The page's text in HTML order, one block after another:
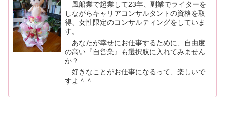
風船業で起業して23年、副業でライターを
しながらキャリアコンサルタントの資格を取
得、女性限定のコンサルティングをしていま
す。
あなたが幸せにお仕事するために、自由度
の高い『自営業』も選択肢に入れてみません
か？
好きなことがお仕事になるって、楽しいで
すよ＾＾